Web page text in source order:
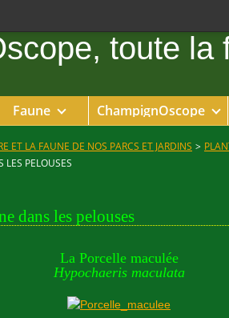
Faune ChampignOscope
ET LA FAUNE DE NOS PARCS ET JARDINS >
PELOUSES
dans les pelouses
La Porcelle maculée
Hypochaeris maculata